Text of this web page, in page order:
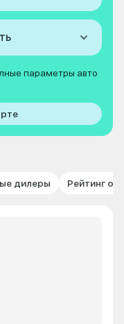
параметры авто
дилеры Рейтинг